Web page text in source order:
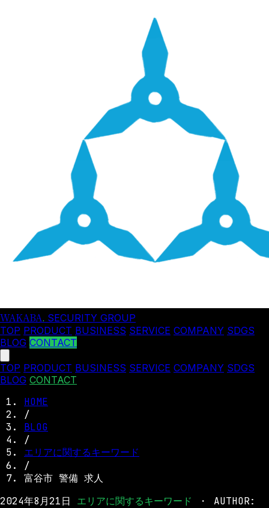
WAKABA. SECURITY GROUP
TOP PRODUCT BUSINESS SERVICE COMPANY SDGS
BLOG CONTACT
TOP PRODUCT BUSINESS SERVICE COMPANY SDGS
BLOG CONTACT
HOME
/
BLOG
/
エリアに関するキーワード
/
富谷市 警備 求人
2024年8月21日
エリアに関するキーワード ・
AUTHOR: